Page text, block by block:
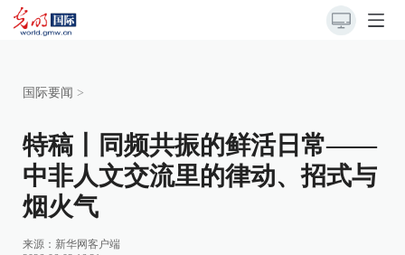
国际要闻 >
特稿丨同频共振的鲜活日常——
中非人文交流里的律动、招式与
烟火气
来源：新华网客户端